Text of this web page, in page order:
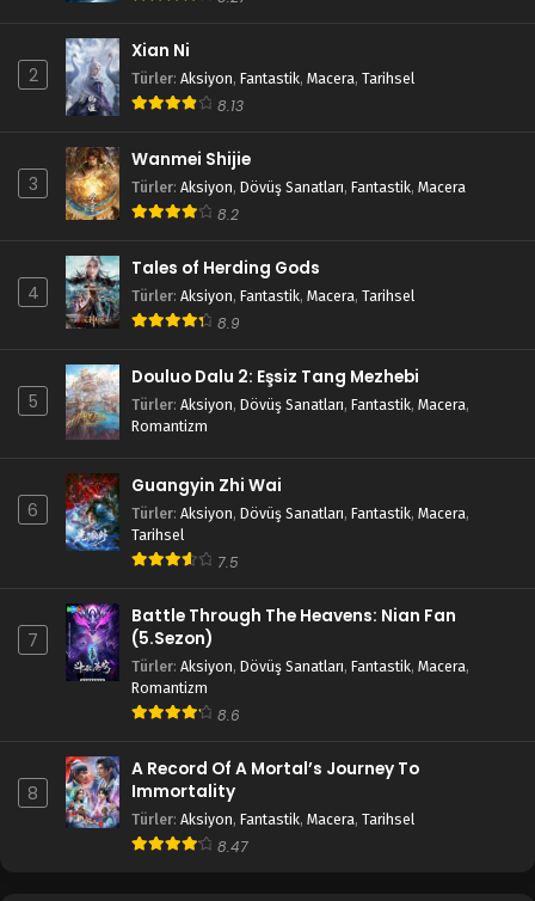
2
Xian Ni
Türler: Aksiyon, Fantastik, Macera, Tarihsel
8.13
3
Wanmei Shijie
Türler: Aksiyon, Dövüş Sanatları, Fantastik, Macera
8.2
4
Tales of Herding Gods
Türler: Aksiyon, Fantastik, Macera, Tarihsel
8.9
5
Douluo Dalu 2: Eşsiz Tang Mezhebi
Türler: Aksiyon, Dövüş Sanatları, Fantastik, Macera,
Romantizm
6
Guangyin Zhi Wai
Türler: Aksiyon, Dövüş Sanatları, Fantastik, Macera,
Tarihsel
7.5
7
Battle Through The Heavens: Nian Fan
(5.Sezon)
Türler: Aksiyon, Dövüş Sanatları, Fantastik, Macera,
Romantizm
8.6
8
A Record Of A Mortal’s Journey To
Immortality
Türler: Aksiyon, Fantastik, Macera, Tarihsel
8.47